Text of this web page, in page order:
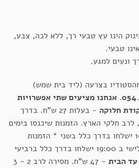
הינו עץ טבעי רך, ללא לכה, צבע,
טבעי.
ונעים למגע.
בצרעה (ליד בית שמש)
. אנחנו מציעים שתי אפשרויות
חלוקה
- בעלות 27 ש"ח. בדרך
עסקים, לרב חלקי הארץ. הזמנות שיכנסו בימים
חמישי ועד ראשון ב 19:00 ישלחו בדרך כלל בשני * הזמנות
שיכנסו בימים שני ועד שלישי ב 19:00 ישלחו בדרך כלל ברביעי
הבית
- 47 ש"ח. מסירה לרב 2 - 3